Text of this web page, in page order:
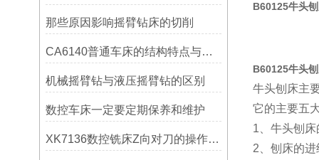
那些原因影响摇臂钻床的切削
CA6140普通车床的结构特点与工作原理解析
机械摇臂钻与液压摇臂钻的区别
数控车床一定要定期保养和维护
XK7136数控铣床Z向对刀的操作方法
B60125牛头
B60125牛头
牛头刨床主
它的主要五
1、牛头刨
2、刨床的